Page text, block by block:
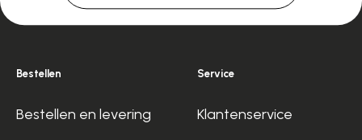
Bestellen
Bestellen en levering
Service
Klantenservice